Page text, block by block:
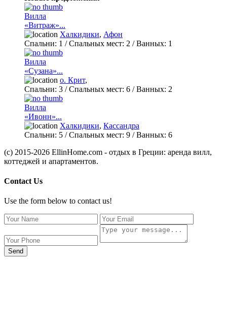
Вилла
«Витраж»...
Халкидики, Афон
Спальни: 1 / Спальных мест: 2 /Ванных: 1
Вилла
«Сузана»...
о. Крит,
Спальни: 3 / Спальных мест: 6 /Ванных: 2
Вилла
«Ивонн»...
Халкидики, Кассандра
Спальни: 5 / Спальных мест: 9 /Ванных: 6
(c) 2015-2026 EllinHome.com - отдых в Греции: аренда вилл,
коттеджей и апартаментов.
Contact Us
Use the form below to contact us!
Send